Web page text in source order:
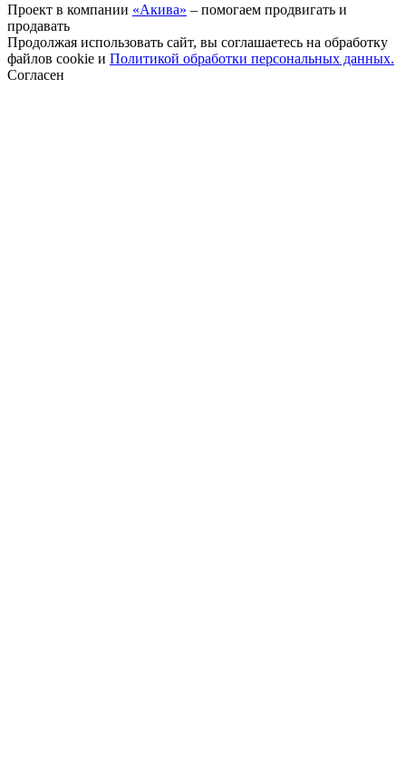
Проект в компании «Акива» – помогаем продвигать и
продавать
Продолжая использовать сайт, вы соглашаетесь на обработку
файлов cookie и Политикой обработки персональных данных.
Согласен